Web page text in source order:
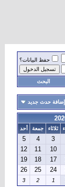
حفظ البيانات؟
البحث
إضافة حدث جديد
ثلاثاء جمعة
أحد
3
4
5
10
11
12
17
18
19
24
25
26
1
2
3